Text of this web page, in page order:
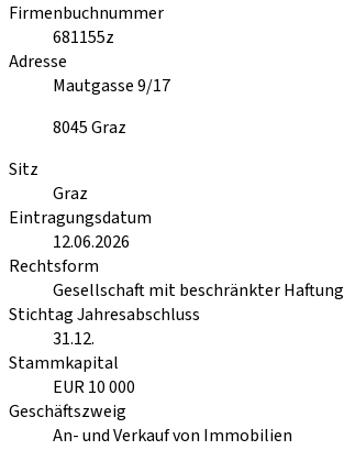
Firmenbuchnummer
681155z
Adresse
Mautgasse 9/17
8045Graz
Sitz
Graz
Eintragungsdatum
12.06.2026
Rechtsform
Gesellschaft mit beschränkter Haftung
Stichtag Jahresabschluss
31.12.
Stammkapital
EUR 10 000
Geschäftszweig
An- und Verkauf von Immobilien